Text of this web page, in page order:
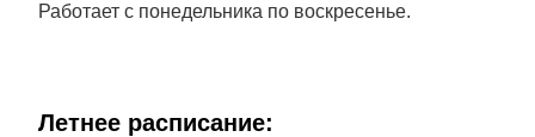
Работает с понедельника по воскресенье.
Летнее расписание: